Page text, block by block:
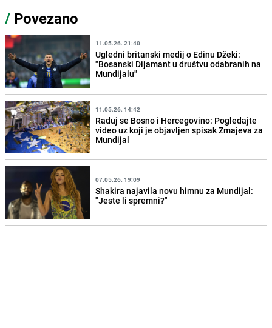
/ Povezano
11.05.26. 21:40
Ugledni britanski medij o Edinu Džeki:
"Bosanski Dijamant u društvu odabranih na
Mundijalu"
11.05.26. 14:42
Raduj se Bosno i Hercegovino: Pogledajte
video uz koji je objavljen spisak Zmajeva za
Mundijal
07.05.26. 19:09
Shakira najavila novu himnu za Mundijal:
"Jeste li spremni?"